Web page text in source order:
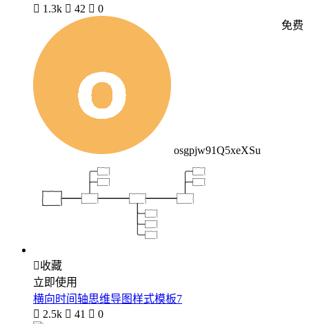
 1.3k  42  0
osgpjw91Q5xeXSu
免费
收藏
立即使用
横向时间轴思维导图样式模板7
 2.5k  41  0